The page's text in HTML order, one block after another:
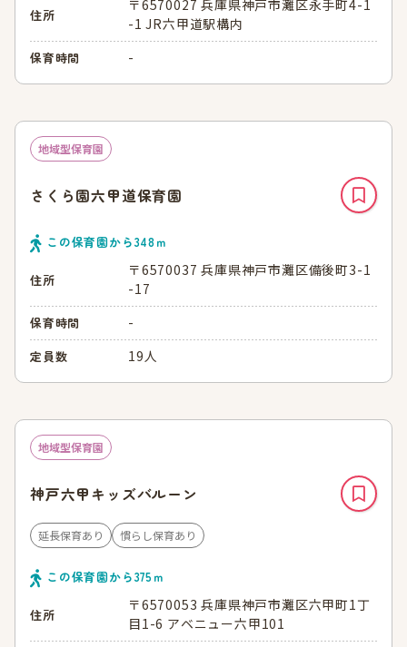
住所
〒6570027 兵庫県神戸市灘区永手町4-1
-1 JR六甲道駅構内
保育時間 -
地域型保育園
さくら園六甲道保育園
この保育園から348ｍ
住所
〒6570037 兵庫県神戸市灘区備後町3-1
-17
保育時間 -
定員数 19人
地域型保育園
神戸六甲キッズバルーン
延長保育あり 慣らし保育あり
この保育園から375ｍ
住所
〒6570053 兵庫県神戸市灘区六甲町1丁
目1-6 アベニュー六甲101